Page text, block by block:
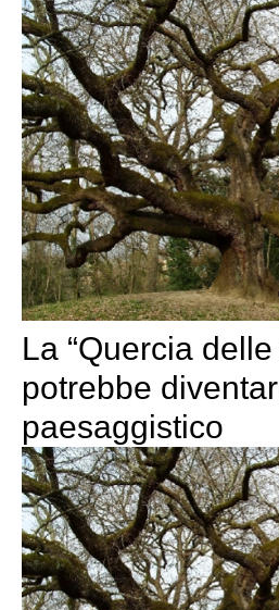
La “Quercia
potrebbe
paesaggist​ico